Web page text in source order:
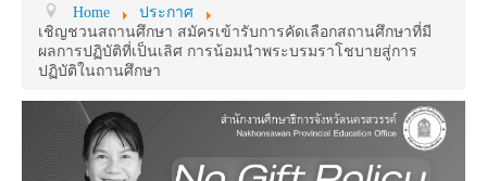
หน่วยงานภายใน
MY OFFICE
ดาวน์โหลด
กระดาน ถาม-ตอบ
ข้อมูลการติดต่อ
Home
ประกาศ
เชิญชวนสถานศึกษา สมัครเข้ารับการคัดเลือกสถานศึกษาที่มี
ผลการปฏิบัติที่เป็นเลิศ การน้อมนำพระบรมราโชบายสู่การ
ปฏิบัติในถานศึกษา